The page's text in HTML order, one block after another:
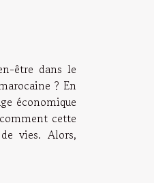
être dans le
? En
économique
cette
vies. Alors,